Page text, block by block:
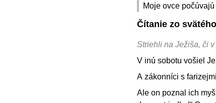
Moje ovce
Čítanie zo
Striehli na Ježiša, či
V inú sobotu vošiel
A zákonníci s
Ale on poznal ich